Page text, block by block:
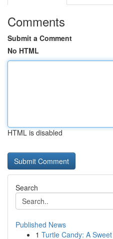
Comments
Submit a Comment
No HTML
HTML is disabled
Search
Published News
1 Turtle Candy: A